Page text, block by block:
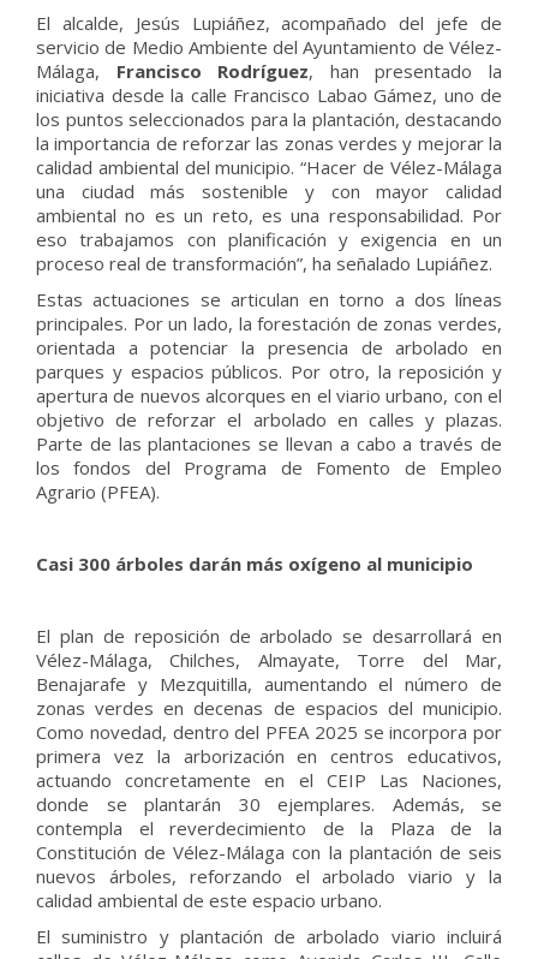
El alcalde, Jesús Lupiáñez, acompañado del jefe de
servicio de Medio Ambiente del Ayuntamiento de Vélez-
Málaga, Francisco Rodríguez, han presentado la
iniciativa desde la calle Francisco Labao Gámez, uno de
los puntos seleccionados para la plantación, destacando
la importancia de reforzar las zonas verdes y mejorar la
calidad ambiental del municipio. “Hacer de Vélez-Málaga
una ciudad más sostenible y con mayor calidad
ambiental no es un reto, es una responsabilidad. Por
eso trabajamos con planificación y exigencia en un
proceso real de transformación”, ha señalado Lupiáñez.
Estas actuaciones se articulan en torno a dos líneas
principales. Por un lado, la forestación de zonas verdes,
orientada a potenciar la presencia de arbolado en
parques y espacios públicos. Por otro, la reposición y
apertura de nuevos alcorques en el viario urbano, con el
objetivo de reforzar el arbolado en calles y plazas.
Parte de las plantaciones se llevan a cabo a través de
los fondos del Programa de Fomento de Empleo
Agrario (PFEA).
Casi 300 árboles darán más oxígeno al municipio
El plan de reposición de arbolado se desarrollará en
Vélez-Málaga, Chilches, Almayate, Torre del Mar,
Benajarafe y Mezquitilla, aumentando el número de
zonas verdes en decenas de espacios del municipio.
Como novedad, dentro del PFEA 2025 se incorpora por
primera vez la arborización en centros educativos,
actuando concretamente en el CEIP Las Naciones,
donde se plantarán 30 ejemplares. Además, se
contempla el reverdecimiento de la Plaza de la
Constitución de Vélez-Málaga con la plantación de seis
nuevos árboles, reforzando el arbolado viario y la
calidad ambiental de este espacio urbano.
El suministro y plantación de arbolado viario incluirá